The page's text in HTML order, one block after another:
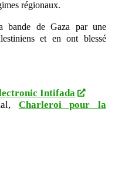
régionaux.
bande de Gaza par une
et en ont blessé
Intifada
Charleroi pour la